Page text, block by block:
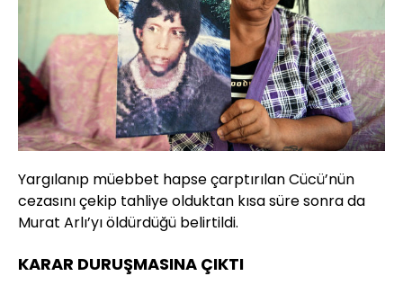
Yargılanıp müebbet hapse çarptırılan Cücü’nün
cezasını çekip tahliye olduktan kısa süre sonra da
Murat Arlı’yı öldürdüğü belirtildi.
KARAR DURUŞMASINA ÇIKTI